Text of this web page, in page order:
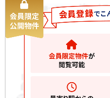
新築一戸建て
グレイ
築一戸建て